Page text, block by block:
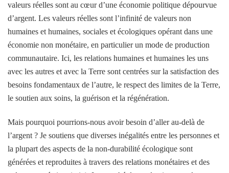
valeurs réelles sont au cœur d’une économie politique dépourvue
d’argent. Les valeurs réelles sont l’infinité de valeurs non
humaines et humaines, sociales et écologiques opérant dans une
économie non monétaire, en particulier un mode de production
communautaire. Ici, les relations humaines et humaines les uns
avec les autres et avec la Terre sont centrées sur la satisfaction des
besoins fondamentaux de l’autre, le respect des limites de la Terre,
le soutien aux soins, la guérison et la régénération.
Mais pourquoi pourrions-nous avoir besoin d’aller au-delà de
l’argent ? Je soutiens que diverses inégalités entre les personnes et
la plupart des aspects de la non-durabilité écologique sont
générées et reproduites à travers des relations monétaires et des